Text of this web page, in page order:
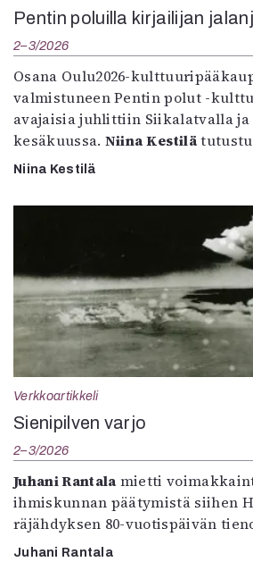
Pentin poluilla kirjailijan
2–3/2026
Osana Oulu2026-
valmistuneen Pentin polut -
avajaisia juhlittiin Siikalatvalla ja
kesäkuussa. Niina Kestilä
Niina Kestilä
Verkkoartikkeli
Sienipilven varjo
2–3/2026
Juhani Rantala mietti
ihmiskunnan päätymistä siihen
räjähdyksen 80-vuotispäivän
Juhani Rantala